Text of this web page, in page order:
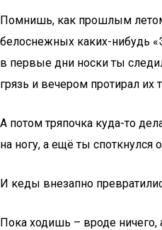
Помнишь, как прошлым
белоснежных каких-нибудь
в первые дни носки ты
грязь и вечером протирал их
А потом тряпочка куда-то
на ногу, а ещё ты споткнулся
И кеды внезапно
Пока ходишь – вроде ничего,